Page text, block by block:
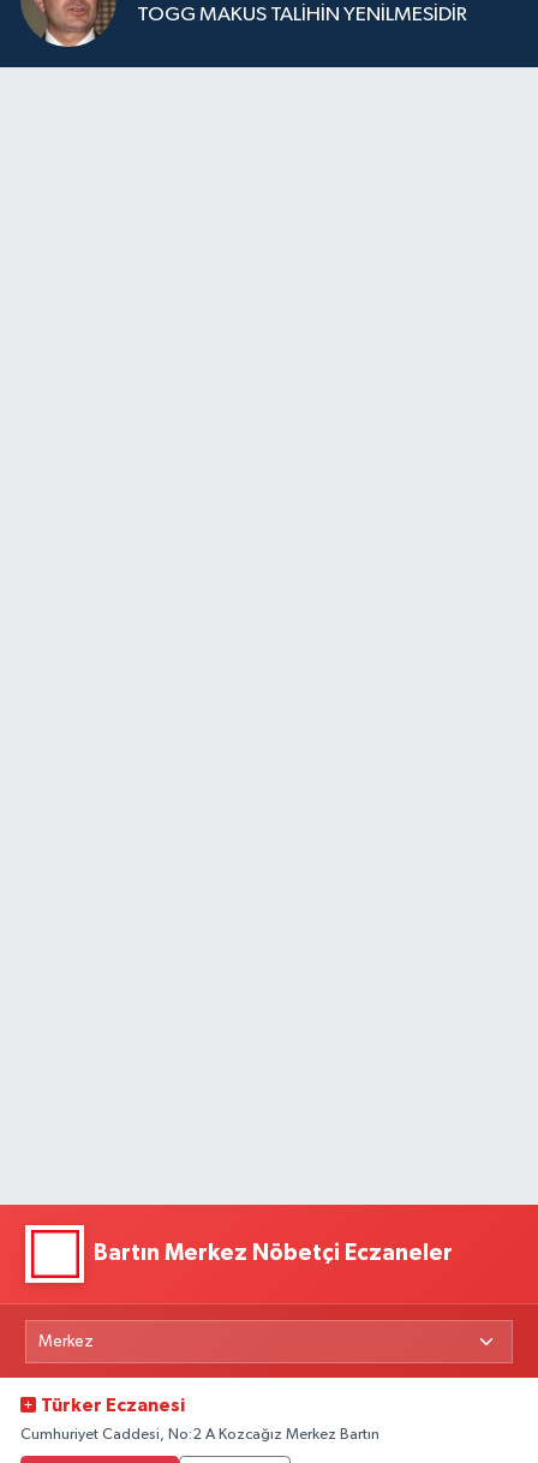
TOGG MAKUS TALİHİN YENİLMESİDİR
Bartın Merkez Nöbetçi Eczaneler
Türker Eczanesi
Cumhuriyet Caddesi, No:2 A Kozcağız Merkez Bartın